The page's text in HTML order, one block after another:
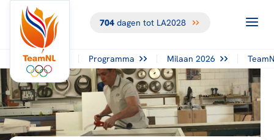
704dagen tot LA2028
Programma Milaan 2026